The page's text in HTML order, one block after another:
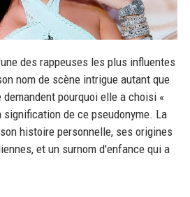
des rappeuses les plus influentes
nom de scène intrigue autant que
pourquoi elle a choisi «
signification de ce pseudonyme. La
histoire personnelle, ses origines
et un surnom d'enfance qui a